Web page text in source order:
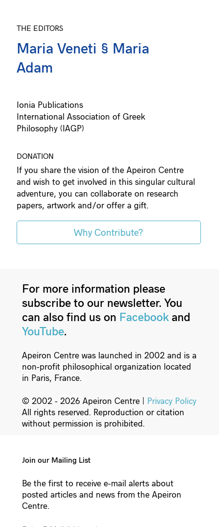
THE EDITORS
Maria Veneti § Maria
Adam
Ionia Publications
International Association of Greek
Philosophy (IAGP)
DONATION
If you share the vision of the Apeiron Centre
and wish to get involved in this singular cultural
adventure, you can collaborate on research
papers, artwork and/or offer a gift.
Why Contribute?
For more information please
subscribe to our newsletter. You
can also find us on Facebookand
YouTube.
Apeiron Centre was launched in 2002 and is a
non-profit philosophical organization located
in Paris, France.
© 2002 - 2026 Apeiron Centre | Privacy Policy
All rights reserved. Reproduction or citation
without permission is prohibited.
Join our Mailing List
Be the first to receive e-mail alerts about
posted articles and news from the Apeiron
Centre.